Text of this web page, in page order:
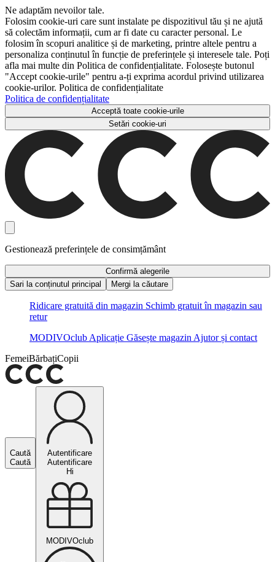
Ne adaptăm nevoilor tale.
Folosim cookie-uri care sunt instalate pe dispozitivul tău și ne ajută
să colectăm informații, cum ar fi date cu caracter personal. Le
folosim în scopuri analitice și de marketing, printre altele pentru a
personaliza conținutul în funcție de preferințele și interesele tale. Poți
afla mai multe din Politica de confidențialitate. Folosește butonul
"Accept cookie-urile" pentru a-ți exprima acordul privind utilizarea
cookie-urilor. Politica de confidențialitate
Politica de confidențialitate
Acceptă toate cookie-urile
Setări cookie-uri
Gestionează preferințele de consimțământ
Confirmă alegerile
Sari la conținutul principal
Mergi la căutare
Ridicare gratuită din magazin Schimb gratuit în magazin sau
retur
MODIVOclub Aplicație Găsește magazin Ajutor și contact
FemeiBărbațiCopii
Caută
Caută
Autentificare
Autentificare
Hi
MODIVOclub